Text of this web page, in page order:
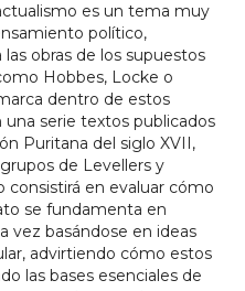
es un tema muy
político,
obras de los supuestos
Hobbes, Locke o
dentro de estos
una serie textos publicados
Puritana del siglo XVII,
de Levellers y
consistirá en evaluar cómo
se fundamenta en
vez basándose en ideas
advirtiendo cómo estos
las bases esenciales de